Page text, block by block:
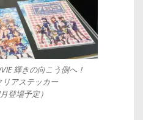
輝きの向こう側へ！
リアステッカー
月登場予定）